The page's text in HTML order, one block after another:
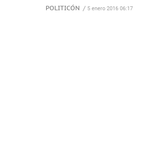
POLITICÓN / 5 enero 2016 06:17